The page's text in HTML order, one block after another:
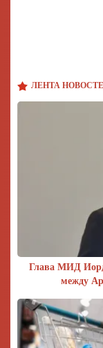
ЛЕНТА
Глава МИД
между